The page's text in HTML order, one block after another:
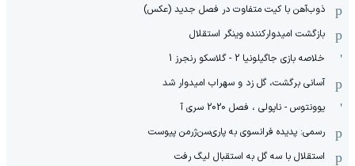
ذوب‌آهن با کیت متفاوت در فصل جدید (عکس)
بازگشت امیدوارکننده وینگر استقلال
خلاصه بازی جاگیلونیا 2 - گلاسکو رنجرز 1
آسانی برگشت، گل زد و سهراب امیدوار شد
یوونتوس - ناپولی ، فصل 2020 سری آ
رسمی: پدیده فرانسوی به پاری‌سن‌ژرمن پیوست
استقلال با سه گل به استقبال لیگ رفت